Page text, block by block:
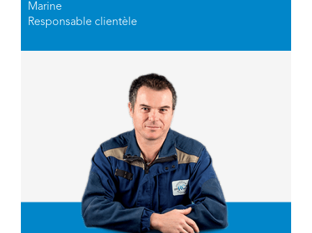
Marine
Responsable clientèle